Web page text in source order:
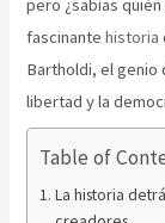
pero ¿sabías
fascinantehistoria
Bartholdi, el genio
libertad y la
Table of
La historia